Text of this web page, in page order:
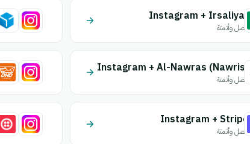
Instagram + Irsaliyat
اتصل وأتمتة
Instagram + Al-Nawras (Nawris)
اتصل وأتمتة
Instagram + Stripe
اتصل وأتمتة